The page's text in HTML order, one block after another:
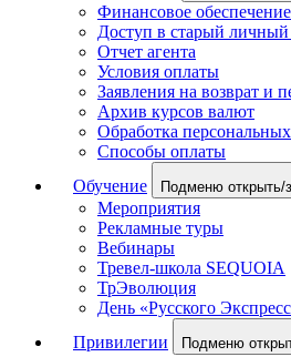
Финансовое
Доступ в старый личный
Отчет агента
Условия оплаты
Заявления на возврат и
Архив курсов валют
Обработка
Способы оплаты
Обучение
Подменю открыть/
Мероприятия
Рекламные туры
Вебинары
Тревел-школа SEQUOIA
ТрЭволюция
День «Русского
Привилегии
Подменю